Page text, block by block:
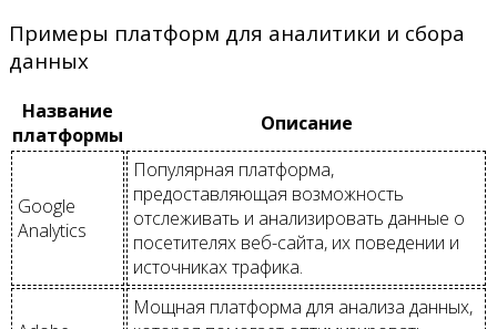
Примеры платформ для аналитики и сбора
данных
Название
платформы
Описание
Google
Analytics
Популярная платформа,
предоставляющая возможность
отслеживать и анализировать данные о
посетителях веб-сайта, их поведении и
источниках трафика.
Мощная платформа для анализа данных,